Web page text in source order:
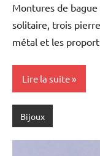
Montures de
solitaire, trois
métal et les
Lire la suite
Bijoux